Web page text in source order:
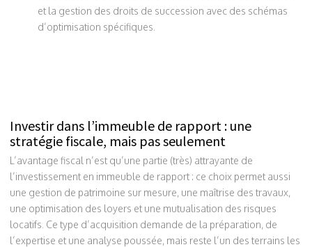
et la gestion des droits de succession avec des schémas
d’optimisation spécifiques.
Investir dans l’immeuble de rapport : une
stratégie fiscale, mais pas seulement
L’avantage fiscal n’est qu’une partie (très) attrayante de
l’investissement en immeuble de rapport : ce choix permet aussi
une gestion de patrimoine sur mesure, une maîtrise des travaux,
une optimisation des loyers et une mutualisation des risques
locatifs. Ce type d’acquisition demande de la préparation, de
l’expertise et une analyse poussée, mais reste l’un des terrains les